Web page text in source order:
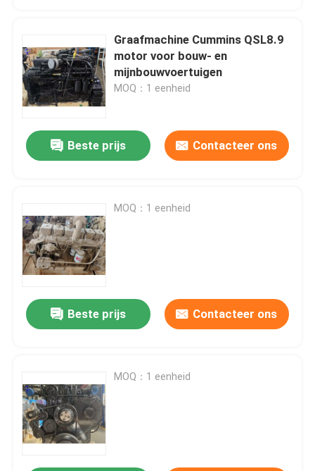
Graafmachine Cummins QSL8.9
motor voor bouw- en
mijnbouwvoertuigen
MOQ：1 eenheid
Beste prijs Contacteer ons
MOQ：1 eenheid
Beste prijs Contacteer ons
MOQ：1 eenheid